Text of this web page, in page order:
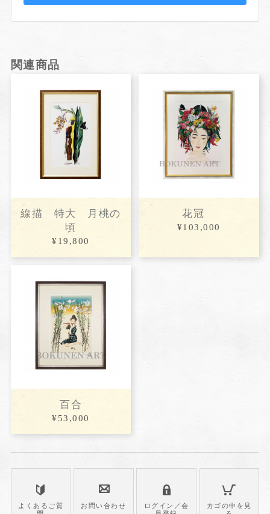
関連商品
線描 特大 月桃の
頃
¥19,800
花冠
¥103,000
百合
¥53,000
よくあるご質
お問い合わせ
ログイン／会
カゴの中を見